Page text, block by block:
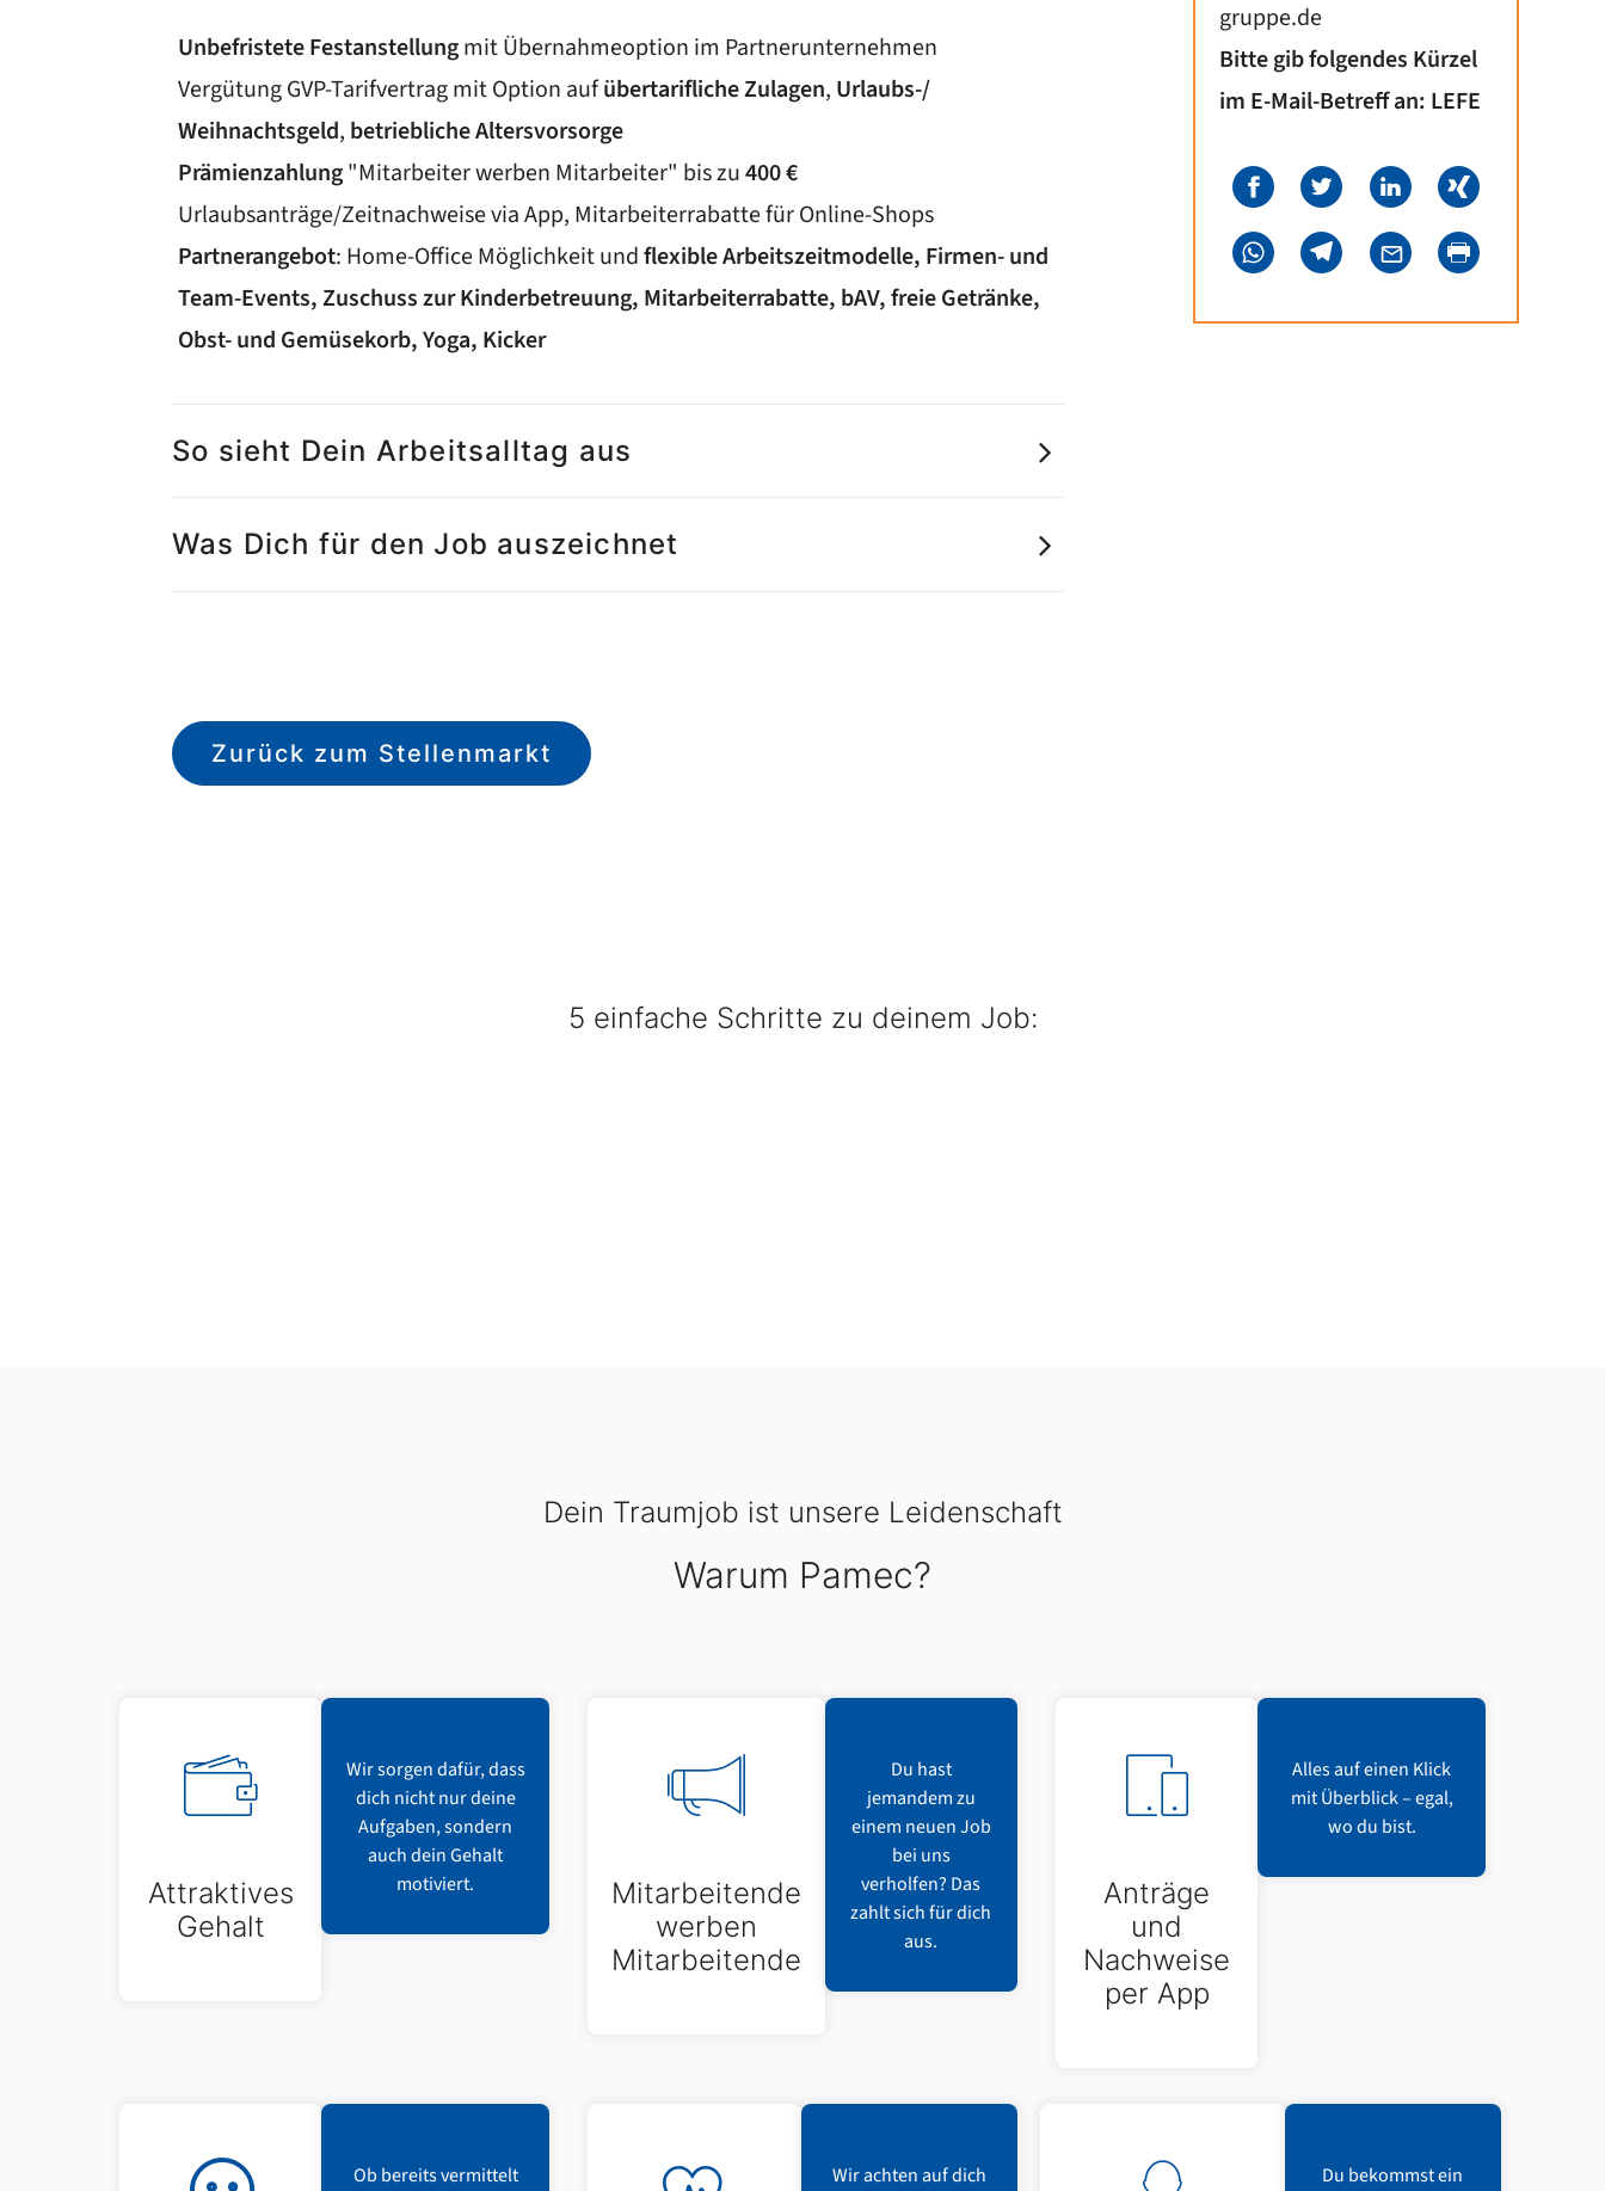
Unbefristete Festanstellungmit Übernahmeoption im Partnerunternehmen
Vergütung GVP-Tarifvertrag mit Option aufübertarifliche Zulagen, Urlaubs-/
Weihnachtsgeld, betriebliche Altersvorsorge
Prämienzahlung"Mitarbeiter werben Mitarbeiter" bis zu400 €
Urlaubsanträge/Zeitnachweise via App, Mitarbeiterrabatte für Online-Shops
Partnerangebot: Home-Office Möglichkeit undflexible Arbeitszeitmodelle, Firmen- und
Team-Events, Zuschuss zur Kinderbetreuung, Mitarbeiterrabatte, bAV, freie Getränke,
Obst- und Gemüsekorb, Yoga, Kicker
So sieht Dein Arbeitsalltag aus
Was Dich für den Job auszeichnet
Zurück zum Stellenmarkt
gruppe.de
Bitte gib folgendes Kürzel
im E-Mail-Betreff an: LEFE
5 einfache Schritte zu deinem Job:
Dein Traumjob ist unsere Leidenschaft
Warum Pamec?
Attraktives
Gehalt
Wir sorgen dafür, dass
dich nicht nur deine
Aufgaben, sondern
auch dein Gehalt
motiviert.
Mitarbeitende
werben
Mitarbeitende
Du hast
jemandem zu
einem neuen Job
bei uns
verholfen? Das
zahlt sich für dich
aus.
Anträge
und
Nachweise
per App
Alles auf einen Klick
mit Überblick – egal,
wo du bist.
Ob bereits vermittelt Wir achten auf dich Du bekommst ein